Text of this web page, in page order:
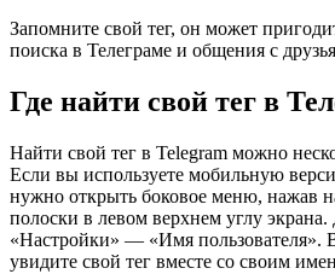
Запомните свой тег, он может
поиска в Телеграме и общения с
Где найти свой тег в
Найти свой тег в Telegram можно
Если вы используете мобильную
нужно открыть боковое меню, нажав
полоски в левом верхнем углу
«Настройки» — «Имя пользователя».
увидите свой тег вместе со своим